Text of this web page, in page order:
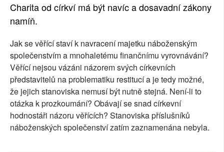
PŘÍSPĚVKY NA PROVOZ
RUBRIKY
PLNÁ VERZE STRÁNEK
Charita od církví má být navíc a dosavadní zákony
namíň.
Jak se věřící staví k navracení majetku náboženským
společenstvím a mnohaletému finančnímu vyrovnávání?
Věřící nejsou vázáni názorem svých církevních
představitelů na problematiku restitucí a je tedy možné,
že jejich stanoviska nemusí být nutně stejná. Není-li to
otázka k prozkoumání? Obávají se snad církevní
hodnostáři názoru věřících? Stanoviska příslušníků
náboženských společenství zatím zaznamenána nebyla.